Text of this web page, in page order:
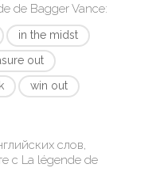
de Bagger Vance:
in the midst
out
win out
слов,
с La légende de